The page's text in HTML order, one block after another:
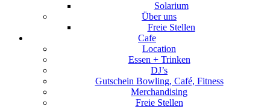
Solarium
Über uns
Freie Stellen
Cafe
Location
Essen + Trinken
DJ’s
Gutschein Bowling, Café, Fitness
Merchandising
Freie Stellen